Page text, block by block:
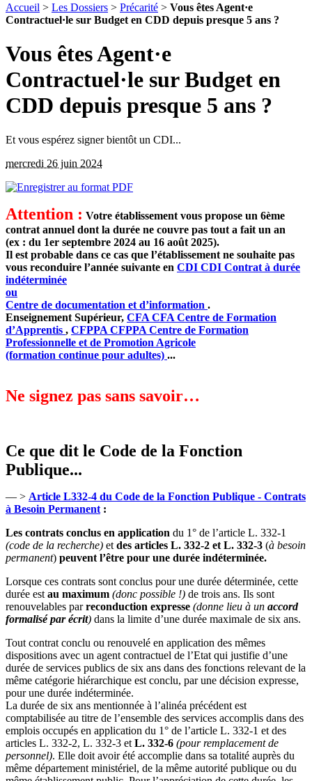
Accueil > Les Dossiers > Précarité > Vous êtes Agent·e
Contractuel·le sur Budget en CDD depuis presque 5 ans ?
Vous êtes Agent·e
Contractuel·le sur Budget en
CDD depuis presque 5 ans ?
Et vous espérez signer bientôt un CDI...
mercredi 26 juin 2024
Attention : Votre établissement vous propose un 6ème
contrat annuel dont la durée ne couvre pas tout a fait un an
(ex : du 1er septembre 2024 au 16 août 2025).
Il est probable dans ce cas que l’établissement ne souhaite pas
vous reconduire l’année suivante en CDI CDI Contrat à durée
indéterminée
ou
Centre de documentation et d’information .
Enseignement Supérieur, CFA CFA Centre de Formation
d’Apprentis , CFPPA CFPPA Centre de Formation
Professionnelle et de Promotion Agricole
(formation continue pour adultes) ...
Ne signez pas sans savoir…
Ce que dit le Code de la Fonction
Publique...
— > Article L332-4 du Code de la Fonction Publique - Contrats
à Besoin Permanent :
Les contrats conclus en application du 1° de l’article L. 332-1
(code de la recherche) et des articles L. 332-2 et L. 332-3 (à besoin
permanent) peuvent l’être pour une durée indéterminée.
Lorsque ces contrats sont conclus pour une durée déterminée, cette
durée est au maximum (donc possible !) de trois ans. Ils sont
renouvelables parreconduction expresse (donne lieu à un accord
formalisé par écrit) dans la limite d’une durée maximale de six ans.
Tout contrat conclu ou renouvelé en application des mêmes
dispositions avec un agent contractuel de l’Etat qui justifie d’une
durée de services publics de six ans dans des fonctions relevant de la
même catégorie hiérarchique est conclu, par une décision expresse,
pour une durée indéterminée.
La durée de six ans mentionnée à l’alinéa précédent est
comptabilisée au titre de l’ensemble des services accomplis dans des
emplois occupés en application du 1° de l’article L. 332-1 et des
articles L. 332-2, L. 332-3 et L. 332-6 (pour remplacement de
personnel). Elle doit avoir été accomplie dans sa totalité auprès du
même département ministériel, de la même autorité publique ou du